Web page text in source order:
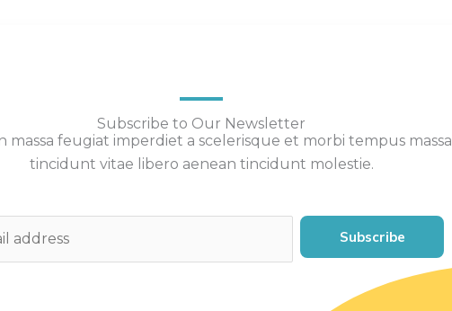
Subscribe to Our Newsletter
massa feugiat imperdiet a scelerisque et morbi tempus massa
tincidunt vitae libero aenean tincidunt molestie.
Subscribe